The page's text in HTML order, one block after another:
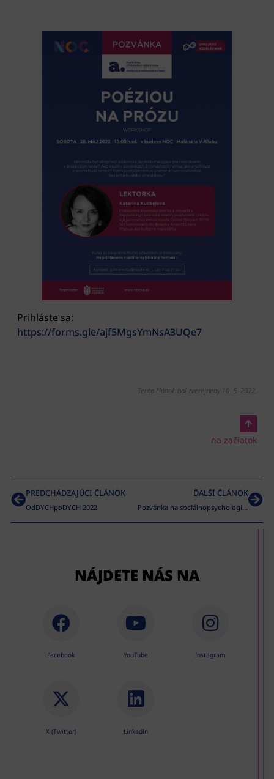
Prihláste sa:
https://forms.gle/ajf5MgsYmNsA3UQe7
Tento článok bol zverejnený 10. 5. 2022.
na začiatok
PREDCHÁDZAJÚCI ČLÁNOK
OdDYCHpoDYCH 2022
ĎALŠÍ ČLÁNOK
Pozvánka na sociálnopsychologický výcvik
NÁJDETE NÁS NA
Facebook YouTube Instagram
X (Twitter) LinkedIn